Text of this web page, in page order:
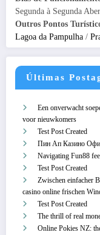
Segunda à Segunda
Outros Pontos
Lagoa da Pampulha /
Últimas
Een onverwacht
voor nieuwkomers
Test Post Created
Пин Ап Казино
Navigating Fun88
Test Post Created
Zwischen einfacher
casino online frischen
Test Post Created
The thrill of real
Online Pokies NZ: